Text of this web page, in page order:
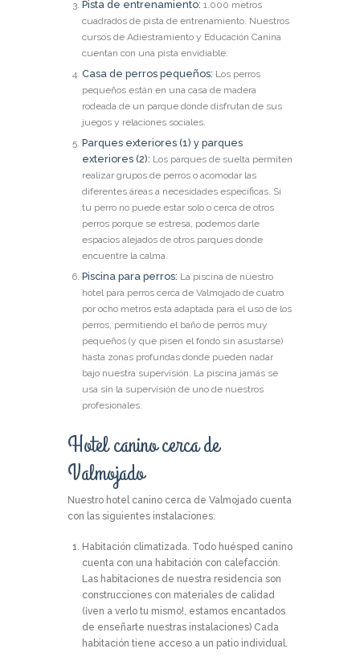
Pista de entrenamiento: 1.000 metros
cuadrados de pista de entrenamiento. Nuestros
cursos de Adiestramiento y Educación Canina
cuentan con una pista envidiable.
Casa de perros pequeños: Los perros
pequeños están en una casa de madera
rodeada de un parque donde disfrutan de sus
juegos y relaciones sociales.
Parques exteriores (1) y parques
exteriores (2): Los parques de suelta permiten
realizar grupos de perros o acomodar las
diferentes áreas a necesidades específicas. Si
tu perro no puede estar solo o cerca de otros
perros porque se estresa, podemos darle
espacios alejados de otros parques donde
encuentre la calma.
Piscina para perros: La piscina de nuestro
hotel para perros cerca de Valmojado de cuatro
por ocho metros está adaptada para el uso de los
perros, permitiendo el baño de perros muy
pequeños (y que pisen el fondo sin asustarse)
hasta zonas profundas donde pueden nadar
bajo nuestra supervisión. La piscina jamás se
usa sin la supervisión de uno de nuestros
profesionales.
Hotel canino cerca de
Valmojado
Nuestro hotel canino cerca de Valmojado cuenta
con las siguientes instalaciones:
Habitación climatizada. Todo huésped canino
cuenta con una habitación con calefacción.
Las habitaciones de nuestra residencia son
construcciones con materiales de calidad
(¡ven a verlo tu mismo!, estamos encantados
de enseñarte nuestras instalaciones) Cada
habitación tiene acceso a un patio individual.